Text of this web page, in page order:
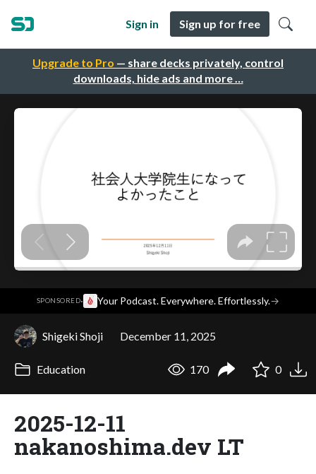
Upgrade to Pro — share decks privately, control
downloads, hide ads and more …
Sign in Sign up for free
SPONSORED· Your Podcast. Everywhere. Effortlessly.→
Shigeki Shoji December 11, 2025
Education 170 0
2025-12-11
nakanoshima.dev LT